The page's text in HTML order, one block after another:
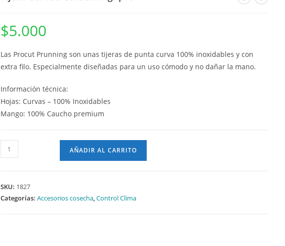
$5.000
Las Procut Prunning son unas tijeras de punta curva 100% inoxidables y con
extra filo. Especialmente diseñadas para un uso cómodo y no dañar la mano.
Información técnica:
Hojas: Curvas – 100% Inoxidables
Mango: 100% Caucho premium
AÑADIR AL CARRITO
SKU: 1827
Categorías: Accesorios cosecha,Control Clima